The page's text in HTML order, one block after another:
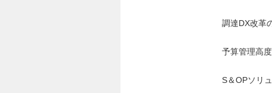
調達DX改革
予算管理高
S＆OPソリ